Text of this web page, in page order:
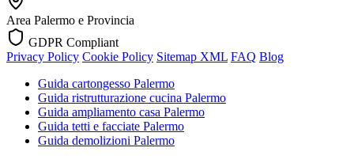
Area Palermo e Provincia
GDPR Compliant
Privacy Policy Cookie Policy Sitemap XML FAQ Blog
Guida cartongesso Palermo
Guida ristrutturazione cucina Palermo
Guida ampliamento casa Palermo
Guida tetti e facciate Palermo
Guida demolizioni Palermo